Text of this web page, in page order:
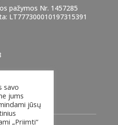
pažymos Nr. 1457285
LT777300010197315391
savo
jums
jūsų
„Priimti“